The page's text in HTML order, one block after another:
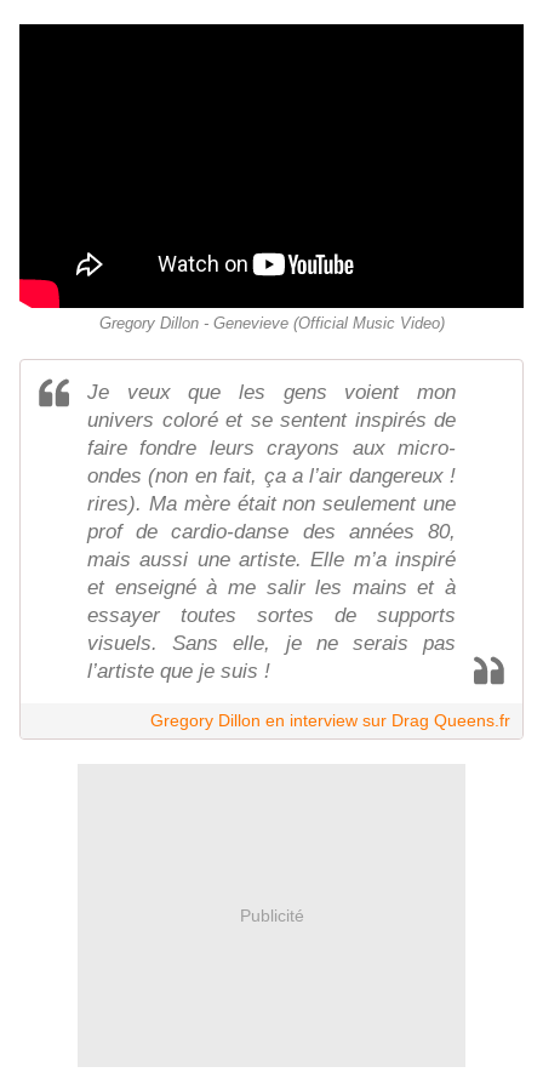
Gregory Dillon - Genevieve (Official Music Video)
Je veux que les gens voient mon
univers coloré et se sentent inspirés de
faire fondre leurs crayons aux micro-
ondes (non en fait, ça a l’air dangereux !
rires). Ma mère était non seulement une
prof de cardio-danse des années 80,
mais aussi une artiste. Elle m’a inspiré
et enseigné à me salir les mains et à
essayer toutes sortes de supports
visuels. Sans elle, je ne serais pas
l’artiste que je suis !
Gregory Dillon en interview sur Drag Queens.fr
Publicité